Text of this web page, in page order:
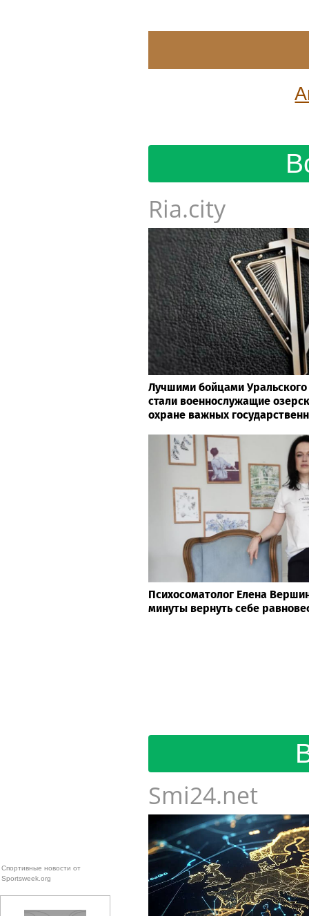
Ria.city
Лучшими бойцами Уральского
стали военнослужащие
охране важных
Психосоматолог Елена
минуты вернуть себе
Smi24.net
Спортивные новости от
Sportsweek.org